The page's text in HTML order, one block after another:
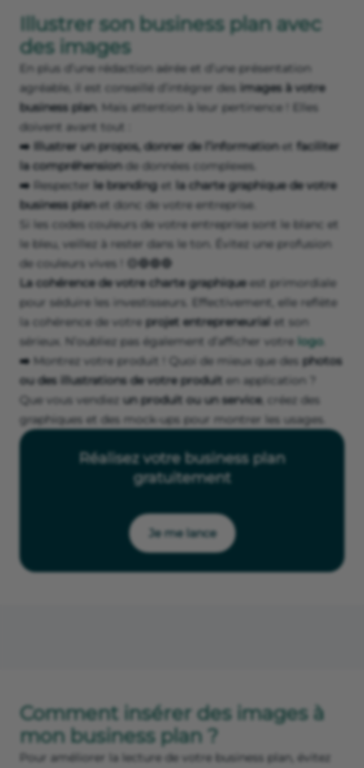
Illustrer son business plan avec
des images
En plus d’une rédaction aérée et d’une présentation
agréable, il est conseillé d’intégrer des images à votre
business plan. Mais attention à leur pertinence ! Elles
doivent avant tout :
➡️ Illustrer un propos, donner de l’informationet faciliter
la compréhensionde données complexes.
➡️
Respecter le branding et la charte graphique de votre
business planet donc de votre entreprise.
Si les codes couleurs de votre entreprise sont le blanc et
le bleu, veillez à rester dans le ton. Évitez une profusion
de couleurs vives ! 🟡🔵🟢🔴
La cohérence de votre charte graphiqueest primordiale
pour séduire les investisseurs. Effectivement, elle reflète
la cohérence de votre projet entrepreneurial et son
sérieux. N’oubliez pas également d’afficher votre logo
➡️ Montrez votre produit ! Quoi de mieux que des photos
ou des illustrations de votre produit en application ?
Que vous vendiez un produit ou un service, créez des
graphiques et des mock-ups pour montrer les usages.
Réalisez votre business plan
gratuitement
Je me lance
Comment insérer des images à
mon business plan ?
Pour améliorer la lecture de votre business plan, évitez